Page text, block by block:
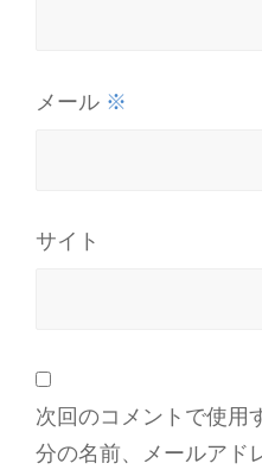
メール ※
サイト
次回のコメントで使用
分の名前、メールアド